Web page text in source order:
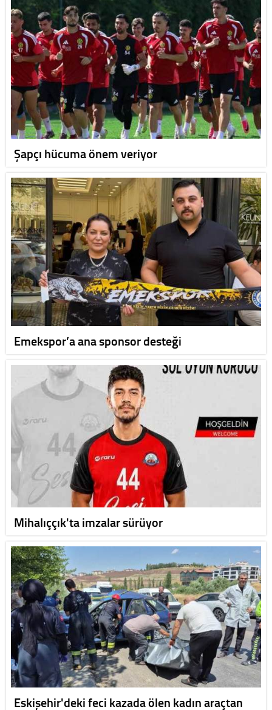
Şapçı hücuma önem veriyor
Emekspor’a ana sponsor desteği
Mihalıççık'ta imzalar sürüyor
Eskişehir'deki feci kazada ölen kadın araçtan